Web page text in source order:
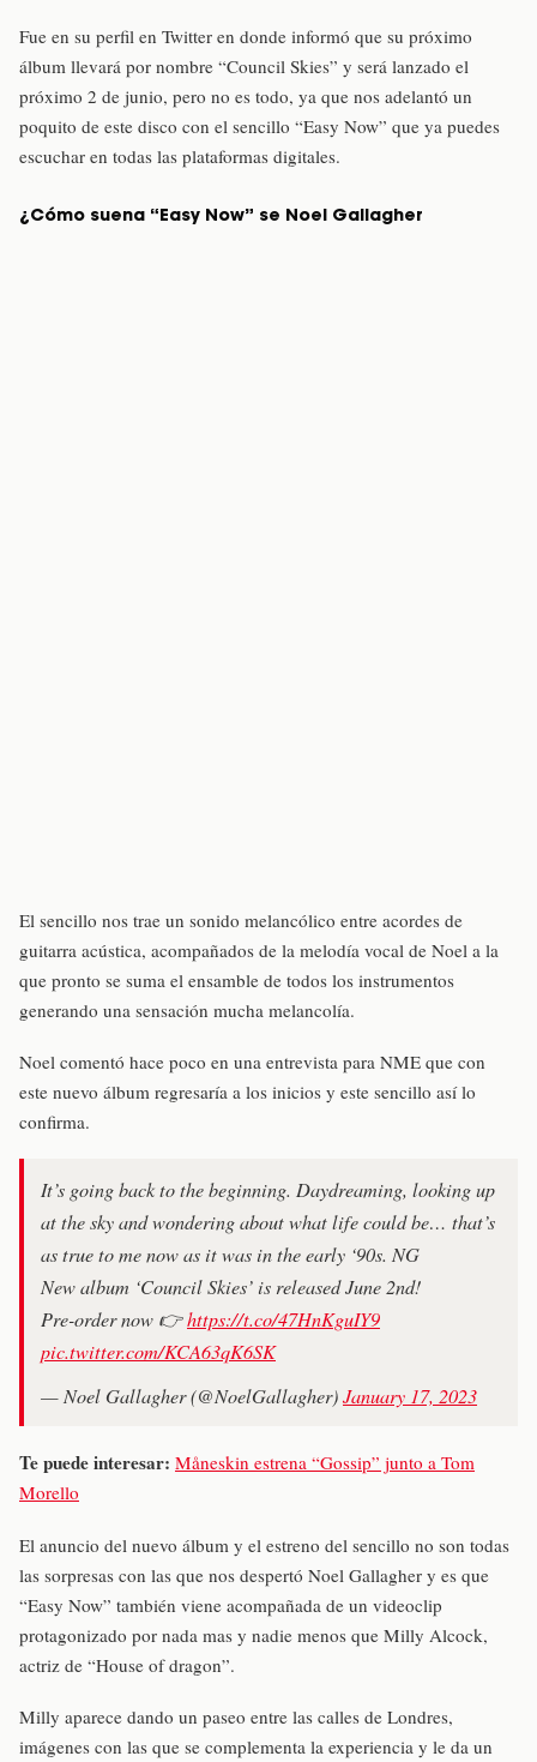
Fue en su perfil en Twitter en donde informó que su próximo
álbum llevará por nombre “Council Skies” y será lanzado el
próximo 2 de junio, pero no es todo, ya que nos adelantó un
poquito de este disco con el sencillo “Easy Now” que ya puedes
escuchar en todas las plataformas digitales.
¿Cómo suena “Easy Now” se Noel Gallagher
El sencillo nos trae un sonido melancólico entre acordes de
guitarra acústica, acompañados de la melodía vocal de Noel a la
que pronto se suma el ensamble de todos los instrumentos
generando una sensación mucha melancolía.
Noel comentó hace poco en una entrevista para NME que con
este nuevo álbum regresaría a los inicios y este sencillo así lo
confirma.
It’s going back to the beginning. Daydreaming, looking up
at the sky and wondering about what life could be… that’s
as true to me now as it was in the early ‘90s. NG
New album ‘Council Skies’ is released June 2nd!
Pre-order now 👉https://t.co/47HnKguIY9
pic.twitter.com/KCA63qK6SK
— Noel Gallagher (@NoelGallagher)January 17, 2023
Te puede interesar: Måneskin estrena “Gossip” junto a Tom
Morello
El anuncio del nuevo álbum y el estreno del sencillo no son todas
las sorpresas con las que nos despertó Noel Gallagher y es que
“Easy Now” también viene acompañada de un videoclip
protagonizado por nada mas y nadie menos que Milly Alcock,
actriz de “House of dragon”.
Milly aparece dando un paseo entre las calles de Londres,
imágenes con las que se complementa la experiencia y le da un